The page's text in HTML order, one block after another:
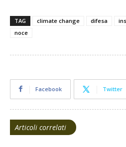
TAG climate change difesa
noce
Facebook Twitter
Articoli correlati